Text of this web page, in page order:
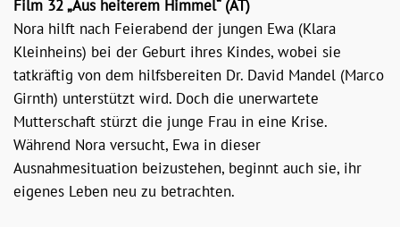
Film 32 „Aus heiterem Himmel“ (AT)
Nora hilft nach Feierabend der jungen Ewa (Klara
Kleinheins) bei der Geburt ihres Kindes, wobei sie
tatkräftig von dem hilfsbereiten Dr. David Mandel (Marco
Girnth) unterstützt wird. Doch die unerwartete
Mutterschaft stürzt die junge Frau in eine Krise.
Während Nora versucht, Ewa in dieser
Ausnahmesituation beizustehen, beginnt auch sie, ihr
eigenes Leben neu zu betrachten.